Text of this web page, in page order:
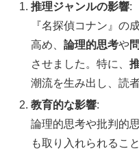
推理ジャンルの影響:
『名探偵コナン』の
高め、論理的思考や
させました。特に、
潮流を生み出し、読
教育的な影響:
論理的思考や批判的
も取り入れられるこ